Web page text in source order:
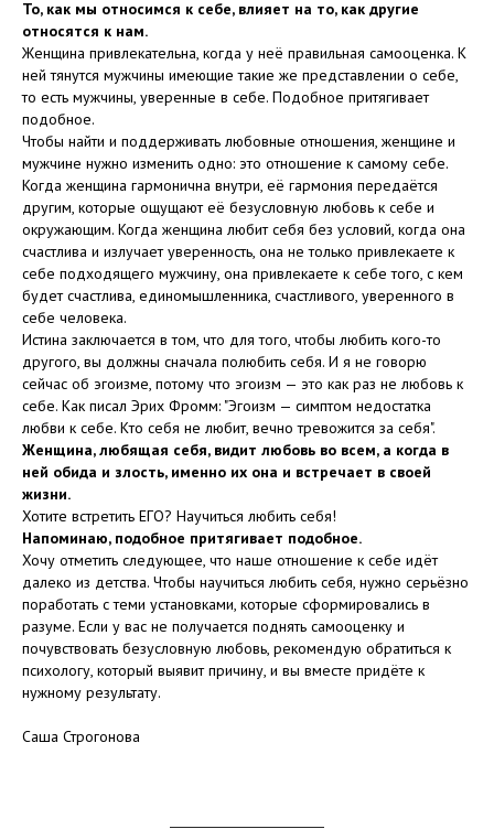
То, как мы относимся к себе, влияет на то, как другие
относятся к нам.
Женщина привлекательна, когда у неё правильная самооценка. К
ней тянутся мужчины имеющие такие же представлении о себе,
то есть мужчины, уверенные в себе. Подобное притягивает
подобное.
Чтобы найти и поддерживать любовные отношения, женщине и
мужчине нужно изменить одно: это отношение к самому себе.
Когда женщина гармонична внутри, её гармония передаётся
другим, которые ощущают её безусловную любовь к себе и
окружающим. Когда женщина любит себя без условий, когда она
счастлива и излучает уверенность, она не только привлекаете к
себе подходящего мужчину, она привлекаете к себе того, с кем
будет счастлива, единомышленника, счастливого, уверенного в
себе человека.
Истина заключается в том, что для того, чтобы любить кого-то
другого, вы должны сначала полюбить себя. И я не говорю
сейчас об эгоизме, потому что эгоизм — это как раз не любовь к
себе. Как писал Эрих Фромм: "Эгоизм — симптом недостатка
любви к себе. Кто себя не любит, вечно тревожится за себя".
Женщина, любящая себя, видит любовь во всем, а когда в
ней обида и злость, именно их она и встречает в своей
жизни.
Хотите встретить ЕГО? Научиться любить себя!
Напоминаю, подобное притягивает подобное.
Хочу отметить следующее, что наше отношение к себе идёт
далеко из детства. Чтобы научиться любить себя, нужно серьёзно
поработать с теми установками, которые сформировались в
разуме. Если у вас не получается поднять самооценку и
почувствовать безусловную любовь, рекомендую обратиться к
психологу, который выявит причину, и вы вместе придёте к
нужному результату.
Саша Строгонова